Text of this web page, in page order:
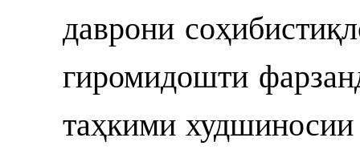
даврони
гиромидошти
таҳкими